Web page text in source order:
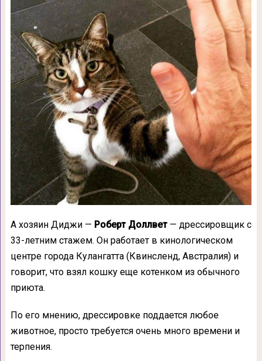
А хозяин Диджи — Роберт Доллвет— дрессировщик с
33-летним стажем. Он работает в кинологическом
центре города Кулангатта (Квинсленд, Австралия) и
говорит, что взял кошку еще котенком из обычного
приюта.
По его мнению, дрессировке поддается любое
животное, просто требуется очень много времени и
терпения.